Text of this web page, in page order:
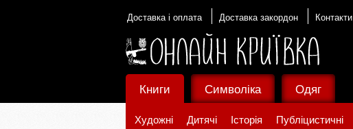
Доставка і оплата Доставка закордон Контакти
Книги
Художні Дитячі Історія Публіцистичні
Символіка Одяг